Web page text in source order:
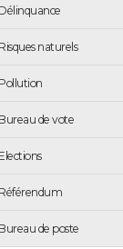
Délinquance
Risques naturels
Pollution
Bureau de vote
Elections
Référendum
Bureau de poste